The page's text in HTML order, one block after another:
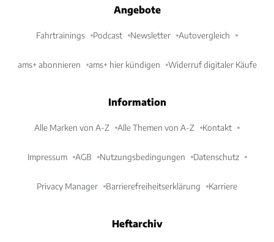
Angebote
Fahrtrainings Podcast Newsletter Autovergleich
ams+ abonnieren ams+ hier kündigen Widerruf digitaler Käufe
Information
Alle Marken von A-Z Alle Themen von A-Z Kontakt
Impressum AGB Nutzungsbedingungen Datenschutz
Privacy Manager Barrierefreiheitserklärung Karriere
Heftarchiv